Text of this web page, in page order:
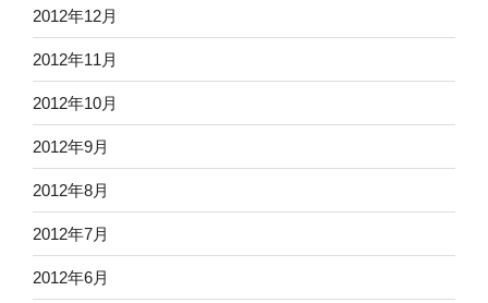
2012年12月
2012年11月
2012年10月
2012年9月
2012年8月
2012年7月
2012年6月